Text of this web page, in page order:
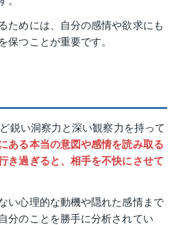
ためには、自分の感情や欲求にも
保つことが重要です。
鋭い洞察力と深い観察力を持って
ある本当の意図や感情を読み取る
き過ぎると、相手を不快にさせて
い心理的な動機や隠れた感情まで
分のことを勝手に分析されてい